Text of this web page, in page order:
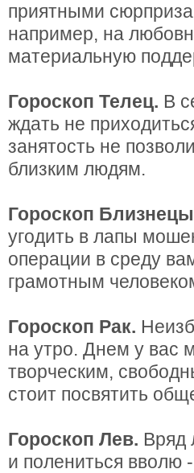
приятными
например, на
материальную
Гороскоп Телец. В
ждать не
занятость не
близким людям.
Гороскоп
угодить в лапы
операции в среду
грамотным
Гороскоп Рак.
на утро. Днем у вас
творческим,
стоит посвятить
Гороскоп Лев. Вряд
и полениться